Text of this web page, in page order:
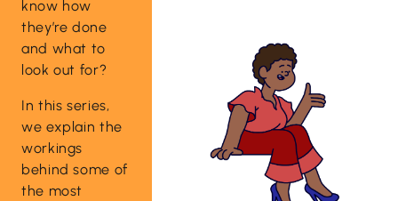
know how
they’re done
and what to
look out for?
In this series,
we explain the
workings
behind some of
the most